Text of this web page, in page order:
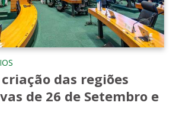
criação das regiões
de 26 de Setembro e